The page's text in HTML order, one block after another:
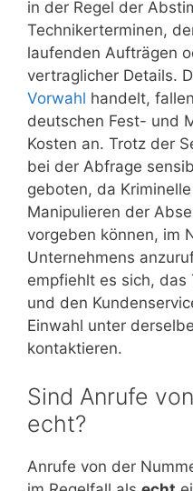
in der Regel der
Technikerterminen,
laufenden Aufträgen
vertraglicher Details.
Vorwahl handelt,
deutschen Fest- und
Kosten an. Trotz der
bei der Abfrage
geboten, da
Manipulieren der
vorgeben können, im
Unternehmens
empfiehlt es sich,
und den
Einwahl unter
kontaktieren.
Sind Anrufe
echt?
Anrufe von der